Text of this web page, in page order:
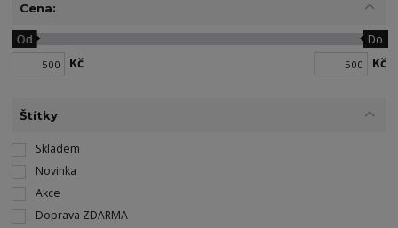
Cena:
Kč
Od Do
Kč
Štítky
Skladem
Novinka
Akce
Doprava ZDARMA